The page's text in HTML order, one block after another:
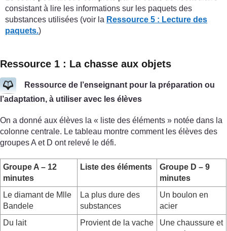
consistant à lire les informations sur les paquets des
substances utilisées (voir la Ressource 5 : Lecture des
paquets.)
Ressource 1 : La chasse aux objets
Ressource de l’enseignant pour la préparation ou
l’adaptation, à utiliser avec les élèves
On a donné aux élèves la « liste des éléments » notée dans la
colonne centrale. Le tableau montre comment les élèves des
groupes A et D ont relevé le défi.
Groupe A – 12
minutes
Liste des éléments
Groupe D – 9
minutes
Le diamant de Mlle
Bandele
La plus dure des
substances
Un boulon en
acier
Du lait
Provient de la vache
Une chaussure et